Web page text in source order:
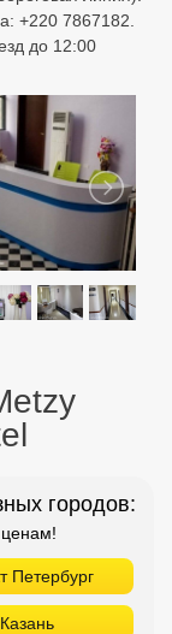
+220 7867182.
до 12:00
городов:
Петербург
Казань